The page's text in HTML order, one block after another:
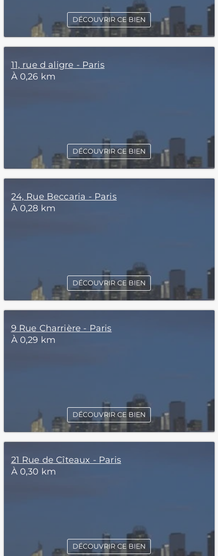
DÉCOUVRIR CE BIEN
11, rue d aligre - Paris
À 0,26 km
DÉCOUVRIR CE BIEN
24, Rue Beccaria - Paris
À 0,28 km
DÉCOUVRIR CE BIEN
9 Rue Charrière - Paris
À 0,29 km
DÉCOUVRIR CE BIEN
21 Rue de Cîteaux - Paris
À 0,30 km
DÉCOUVRIR CE BIEN